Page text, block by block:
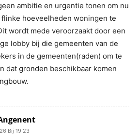
ambitie en urgentie tonen om nu
hoeveelheden woningen te
wordt mede veroorzaakt door een
lobby bij die gemeenten van de
in de gemeenten(raden) om te
dat gronden beschikbaar komen
Bij 19:23